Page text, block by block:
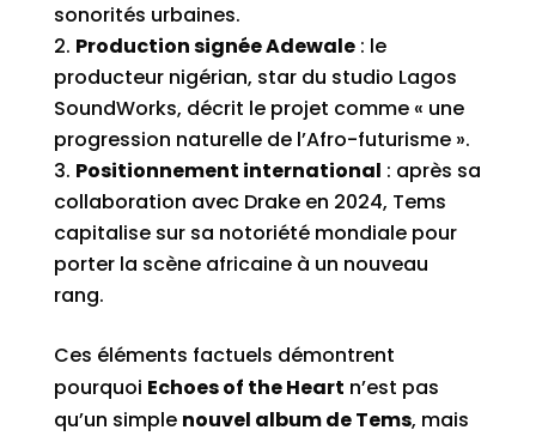
sonorités urbaines.
Production signée Adewale: le
producteur nigérian, star du studio Lagos
SoundWorks, décrit le projet comme « une
progression naturelle de l’Afro-futurisme ».
Positionnement international : après sa
collaboration avec Drake en 2024, Tems
capitalise sur sa notoriété mondiale pour
porter la scène africaine à un nouveau
rang.
Ces éléments factuels démontrent
pourquoi Echoes of the Heart n’est pas
qu’un simple nouvel album de Tems, mais